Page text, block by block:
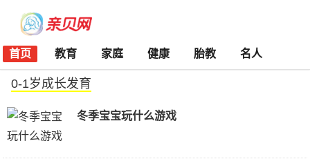
首页 教育 家庭 健康 胎教 名人
0-1岁成长发育
冬季宝宝玩什么游戏